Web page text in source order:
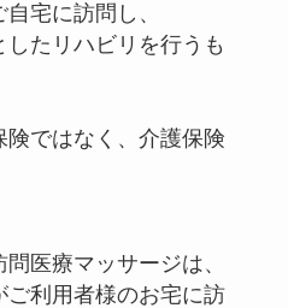
宅に訪問し、
たリハビリを行うも
険ではなく、介護保険
医療マッサージは、
ご利用者様のお宅に訪